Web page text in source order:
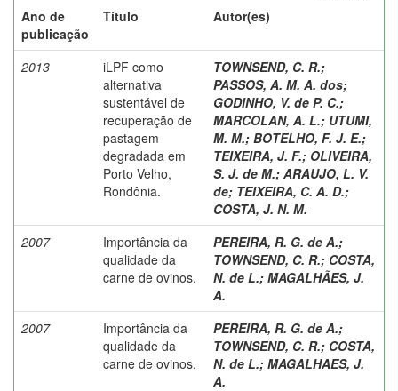
Ano de
publicação
Título Autor(es)
2013
iLPF como
alternativa
sustentável de
recuperação de
pastagem
degradada em
Porto Velho,
Rondônia.
TOWNSEND, C. R.;
PASSOS, A. M. A. dos;
GODINHO, V. de P. C.;
MARCOLAN, A. L.; UTUMI,
M. M.; BOTELHO, F. J. E.;
TEIXEIRA, J. F.; OLIVEIRA,
S. J. de M.; ARAUJO, L. V.
de; TEIXEIRA, C. A. D.;
COSTA, J. N. M.
2007
Importância da
qualidade da
carne de ovinos.
PEREIRA, R. G. de A.;
TOWNSEND, C. R.; COSTA,
N. de L.; MAGALHÃES, J.
A.
2007
Importância da
qualidade da
carne de ovinos.
PEREIRA, R. G. de A.;
TOWNSEND, C. R.; COSTA,
N. de L.; MAGALHAES, J.
A.